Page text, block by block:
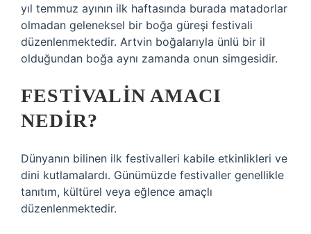
yıl temmuz ayının ilk haftasında burada matadorlar
olmadan geleneksel bir boğa güreşi festivali
düzenlenmektedir. Artvin boğalarıyla ünlü bir il
olduğundan boğa aynı zamanda onun simgesidir.
FESTIVALIN AMACI
NEDIR?
Dünyanın bilinen ilk festivalleri kabile etkinlikleri ve
dini kutlamalardı. Günümüzde festivaller genellikle
tanıtım, kültürel veya eğlence amaçlı
düzenlenmektedir.